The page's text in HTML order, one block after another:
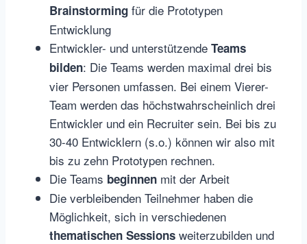
Brainstorming für die Prototypen
Entwicklung
Entwickler- und unterstützende Teams
bilden: Die Teams werden maximal drei bis
vier Personen umfassen. Bei einem Vierer-
Team werden das höchstwahrscheinlich drei
Entwickler und ein Recruiter sein. Bei bis zu
30-40 Entwicklern (s.o.) können wir also mit
bis zu zehn Prototypen rechnen.
Die Teams beginnen mit der Arbeit
Die verbleibenden Teilnehmer haben die
Möglichkeit, sich in verschiedenen
thematischen Sessions weiterzubilden und